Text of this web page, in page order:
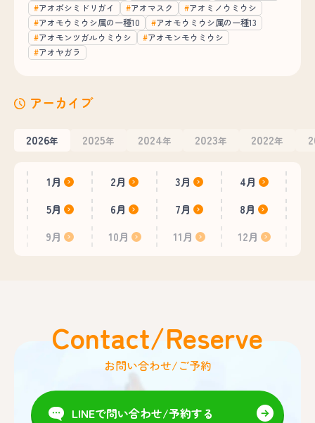
アオボシミドリガイ
アオマスク
アオミノウミウシ
アオモウミウシ属の一種10
アオモウミウシ属の一種13
アオモンツガルウミウシ
アオモンモウミウシ
アオヤガラ
アーカイブ
2026年 2025年 2024年 2023年 2022年
1月 2月 3月
4月
5月
6月 7月
8月
9月
10月 11月 12月
Contact/Reserve
お問い合わせ/ご予約
LINEで問い合わせ/予約する